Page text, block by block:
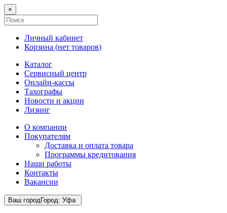
×
Личный кабинет
Корзина (нет товаров)
Каталог
Сервисный центр
Онлайн-кассы
Тахографы
Новости и акции
Лизинг
О компании
Покупателям
Доставка и оплата товара
Программы кредитования
Наши работы
Контакты
Вакансии
Ваш городГород: Уфа